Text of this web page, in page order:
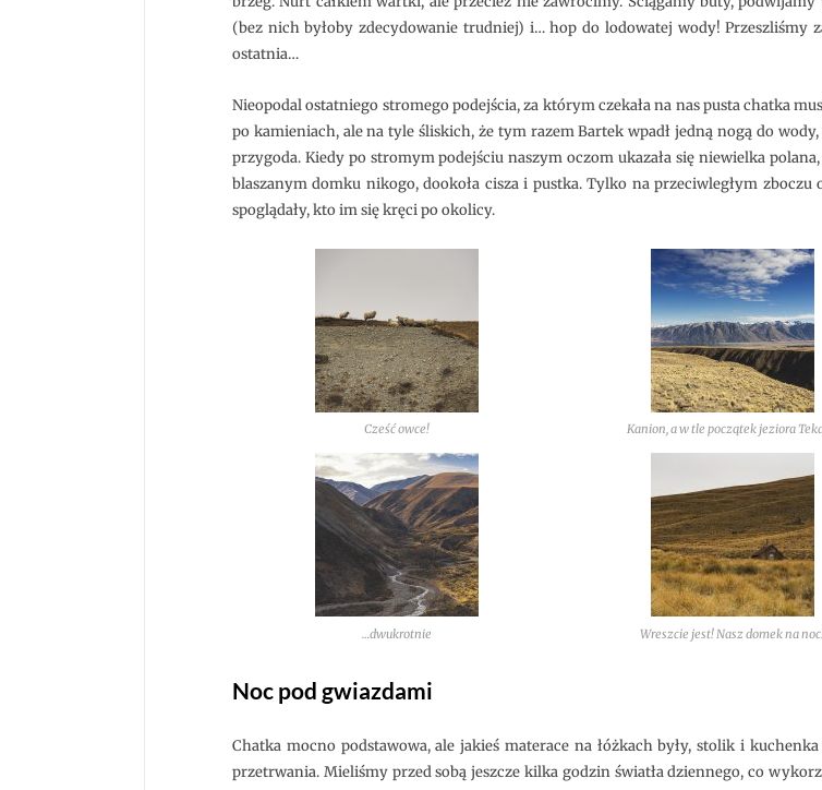
(bez nich byłoby zdecydowanie trudniej) i… hop do lodowatej wody! Przeszliśmy
ostatnia…
Nieopodal ostatniego stromego podejścia, za którym czekała na nas pusta chatka
po kamieniach, ale na tyle śliskich, że tym razem Bartek wpadł jedną nogą do
przygoda. Kiedy po stromym podejściu naszym oczom ukazała się niewielka
blaszanym domku nikogo, dookoła cisza i pustka. Tylko na przeciwległym zboczu
spoglądały, kto im się kręci po okolicy.
Cześć owce! Kanion, a w tle początek jeziora
…dwukrotnie Wreszcie jest! Nasz domek na
Noc pod gwiazdami
Chatka mocno podstawowa, ale jakieś materace na łóżkach były, stolik i
przetrwania. Mieliśmy przed sobą jeszcze kilka godzin światła dziennego, co